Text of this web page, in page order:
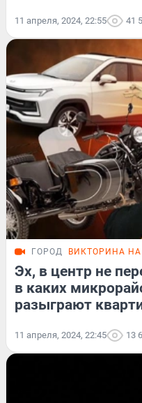
11 апреля, 2024, 22:55 41
ГОРОД ВИКТОРИНА
Эх, в центр не
в каких
разыграют
11 апреля, 2024, 22:45 13